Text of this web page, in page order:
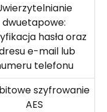
dwuetapowe:
hasła oraz
e-mail lub
telefonu
szyfrowanie
AES